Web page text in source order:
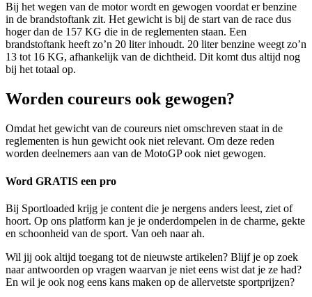
Bij het wegen van de motor wordt en gewogen voordat er benzine
in de brandstoftank zit. Het gewicht is bij de start van de race dus
hoger dan de 157 KG die in de reglementen staan. Een
brandstoftank heeft zo’n 20 liter inhoudt. 20 liter benzine weegt zo’n
13 tot 16 KG, afhankelijk van de dichtheid. Dit komt dus altijd nog
bij het totaal op.
Worden coureurs ook gewogen?
Omdat het gewicht van de coureurs niet omschreven staat in de
reglementen is hun gewicht ook niet relevant. Om deze reden
worden deelnemers aan van de MotoGP ook niet gewogen.
Word GRATIS een pro
Bij Sportloaded krijg je content die je nergens anders leest, ziet of
hoort. Op ons platform kan je je onderdompelen in de charme, gekte
en schoonheid van de sport. Van oeh naar ah.
Wil jij ook altijd toegang tot de nieuwste artikelen? Blijf je op zoek
naar antwoorden op vragen waarvan je niet eens wist dat je ze had?
En wil je ook nog eens kans maken op de allervetste sportprijzen?